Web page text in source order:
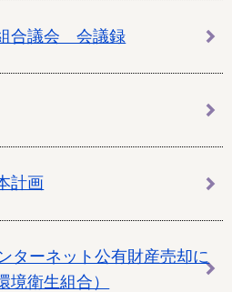
合議会 会議録
計画
ターネット公有財産売却に
境衛生組合）